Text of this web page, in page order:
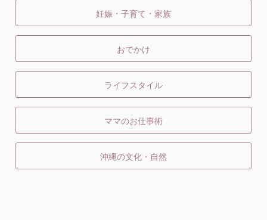
妊娠・子育て・家族
おでかけ
ライフスタイル
ママのお仕事術
沖縄の文化・自然